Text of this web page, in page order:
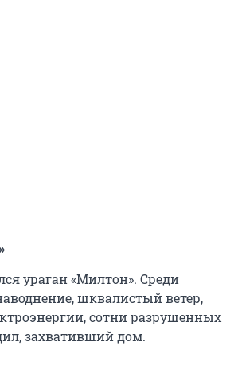
ураган «Милтон». Среди
шквалистый ветер,
сотни разрушенных
захвативший дом.